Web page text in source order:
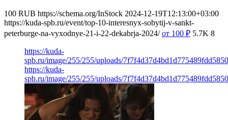
100 RUB https://schema.org/InStock 2024-12-19T12:13:00+03:00
https://kuda-spb.ru/event/top-10-interesnyx-sobytij-v-sankt-
peterburge-na-vyxodnye-21-i-22-dekabrja-2024/ от 100 ₽ 5.7K 8
https://kuda-
spb.ru/image/255/255/uploads/
https://kuda-
spb.ru/image/255/255/uploads/